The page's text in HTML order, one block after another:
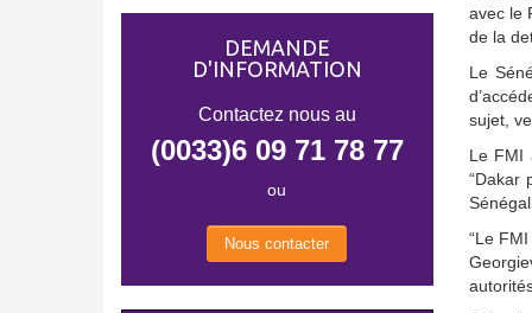
avec le
de la
Le
sujet,
Le FMI
“Dakar
“Le
DEMANDE
D'INFORMATION
Contactez nous au
(0033)6 09 71 78 77
ou
Nous contacter